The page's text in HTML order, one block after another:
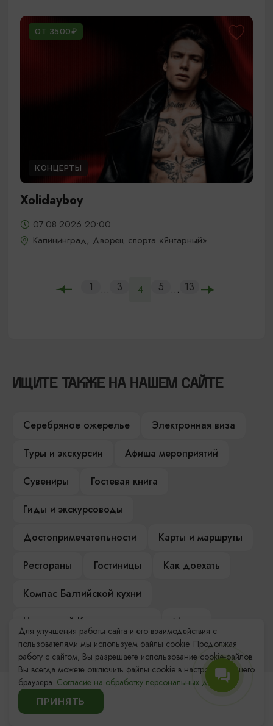
ОТ 3500₽
КОНЦЕРТЫ
Xolidayboy
07.08.2026 20:00
Калининград, Дворец спорта «Янтарный»
1 ... 3 4 5 ... 13
ИЩИТЕ ТАКЖЕ НА НАШЕМ САЙТЕ
Серебряное ожерелье
Электронная виза
Туры и экскурсии
Афиша мероприятий
Сувениры
Гостевая книга
Гиды и экскурсоводы
Достопримечательности
Карты и маршруты
Рестораны
Гостиницы
Как доехать
Компас Балтийской кухни
Настоящий Калининградец
Музеи
Контакты Туристского
информационного центра
Для улучшения работы сайта и его взаимодействия с
пользователями мы используем файлы cookie. Продолжая
работу с сайтом, Вы разрешаете использование cookie-файлов.
Вы всегда можете отключить файлы cookie в настройках Вашего
браузера. Согласие на обработку персональных данных.
ПРИНЯТЬ